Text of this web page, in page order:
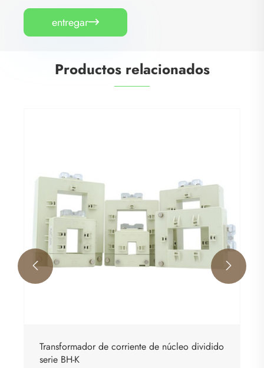
entregar
Productos relacionados
Transformador de corriente de núcleo dividido
serie BH-K
 